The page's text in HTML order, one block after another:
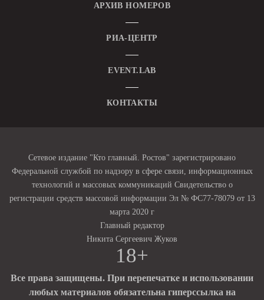
АРХИВ НОМЕРОВ
РИА-ЦЕНТР
EVENT.LAB
КОНТАКТЫ
Сетевое издание "Кто главный. Ростов" зарегистрировано
Федеральной службой по надзору в сфере связи, информационных
технологий и массовых коммуникаций Свидетельство о
регистрации средств массовой информации Эл № ФС77-78079 от 13
марта 2020 г
Главный редактор
Никита Сергеевич Жуков
18+
Все права защищены. При перепечатке и использовании
любых материалов обязательна гиперссылка на